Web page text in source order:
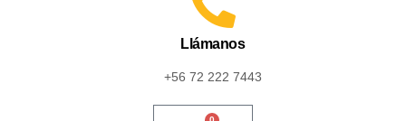
Llámanos
+56 72 222 7443